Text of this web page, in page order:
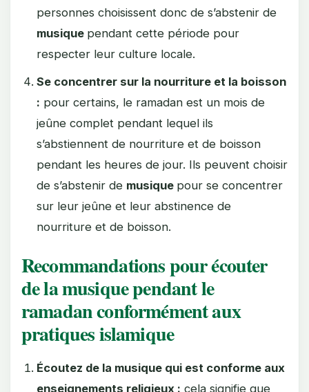
personnes choisissent donc de s’abstenir de
musique pendant cette période pour
respecter leur culture locale.
Se concentrer sur la nourriture et la boisson
: pour certains, le ramadan est un mois de
jeûne complet pendant lequel ils
s’abstiennent de nourriture et de boisson
pendant les heures de jour. Ils peuvent choisir
de s’abstenir de musique pour se concentrer
sur leur jeûne et leur abstinence de
nourriture et de boisson.
Recommandations pour écouter
de la musique pendant le
ramadan conformément aux
pratiques islamique
Écoutez de la musique qui est conforme aux
enseignements religieux : cela signifie que